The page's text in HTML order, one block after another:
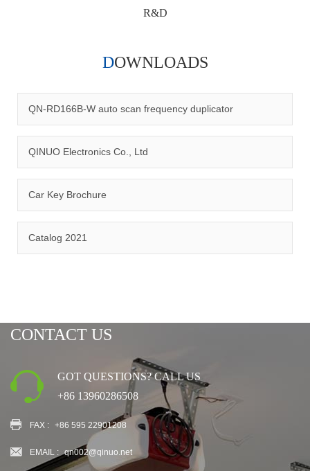
R&D
management system.
DOWNLOADS
QN-RD166B-W auto scan frequency duplicator
QINUO Electronics Co., Ltd
Car Key Brochure
Catalog 2021
CONTACT US
GOT QUESTIONS? CALL US
+86 13960286508
FAX : +86 595 22901208
EMAIL : qn002@qinuo.net